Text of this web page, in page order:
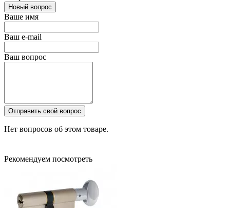
Новый вопрос
Ваше имя
Ваш e-mail
Ваш вопрос
Отправить свой вопрос
Нет вопросов об этом товаре.
Рекомендуем посмотреть